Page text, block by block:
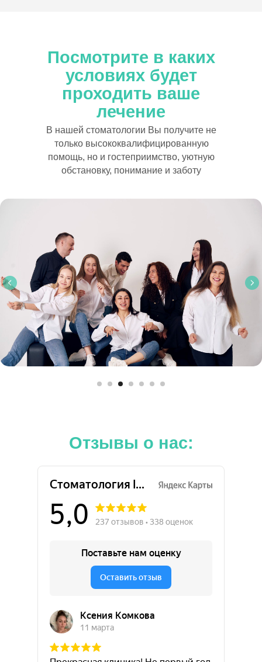
В нашей стоматологии Вы получите не
только высококвалифицированную
помощь, но и гостеприимство, уютную
обстановку, понимание и заботу
Посмотрите в каких
условиях будет
проходить ваше
лечение
Отзывы о нас: